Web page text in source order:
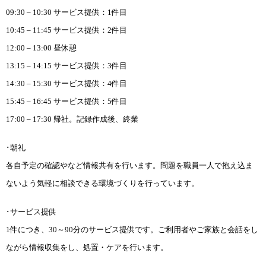
09:30 – 10:30 サービス提供：1件目
10:45 – 11:45 サービス提供：2件目
12:00 – 13:00 昼休憩
13:15 – 14:15 サービス提供：3件目
14:30 – 15:30 サービス提供：4件目
15:45 – 16:45 サービス提供：5件目
17:00 – 17:30 帰社。記録作成後、終業
･朝礼
各自予定の確認やなど情報共有を行います。問題を職員一人で抱え込ま
ないよう気軽に相談できる環境づくりを行っています。
･サービス提供
1件につき、30～90分のサービス提供です。ご利用者やご家族と会話をし
ながら情報収集をし、処置・ケアを行います。